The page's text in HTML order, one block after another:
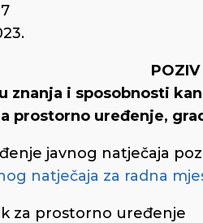
POZIV
znanja i sposobnosti
prostorno uređenje,
javnog natječaja
natječaja za radna
za prostorno uređenje